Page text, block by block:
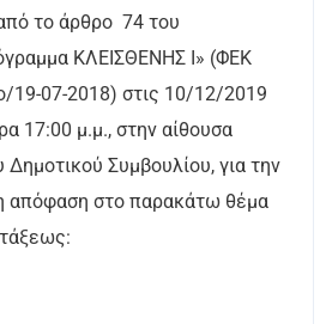
το άρθρο 74 του
ΚΛΕΙΣΘΕΝΗΣ Ι» (ΦΕΚ
19-07-2018) στις 10/12/2019
17:00 μ.μ., στην αίθουσα
Συμβουλίου, για την
απόφαση στο παρακάτω θέμα